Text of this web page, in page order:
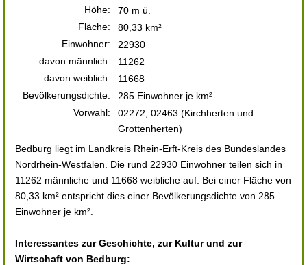
Höhe:
70 m ü.
Fläche:
80,33 km²
Einwohner:
22930
davon männlich:
11262
davon weiblich:
11668
Bevölkerungsdichte:
285 Einwohner je km²
Vorwahl:
02272, 02463 (Kirchherten und
Grottenherten)
Bedburg liegt im Landkreis Rhein-Erft-Kreis des Bundeslandes
Nordrhein-Westfalen. Die rund 22930 Einwohner teilen sich in
11262 männliche und 11668 weibliche auf. Bei einer Fläche von
80,33 km² entspricht dies einer Bevölkerungsdichte von 285
Einwohner je km².
Interessantes zur Geschichte, zur Kultur und zur
Wirtschaft von Bedburg: